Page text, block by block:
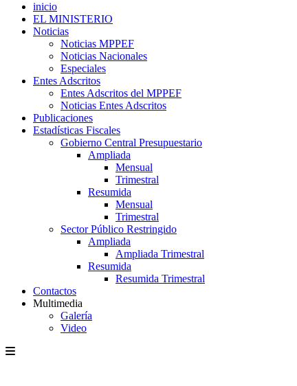
inicio
EL MINISTERIO
Noticias
Noticias MPPEF
Noticias Nacionales
Especiales
Entes Adscritos
Entes Adscritos del MPPEF
Noticias Entes Adscritos
Publicaciones
Estadísticas Fiscales
Gobierno Central Presupuestario
Ampliada
Mensual
Trimestral
Resumida
Mensual
Trimestral
Sector Público Restringido
Ampliada
Ampliada Trimestral
Resumida
Resumida Trimestral
Contactos
Multimedia
Galería
Video